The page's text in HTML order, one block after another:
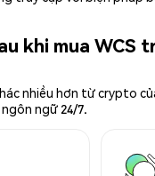
khi mua WCS
nhiều hơn từ crypto
ngữ 24/7.